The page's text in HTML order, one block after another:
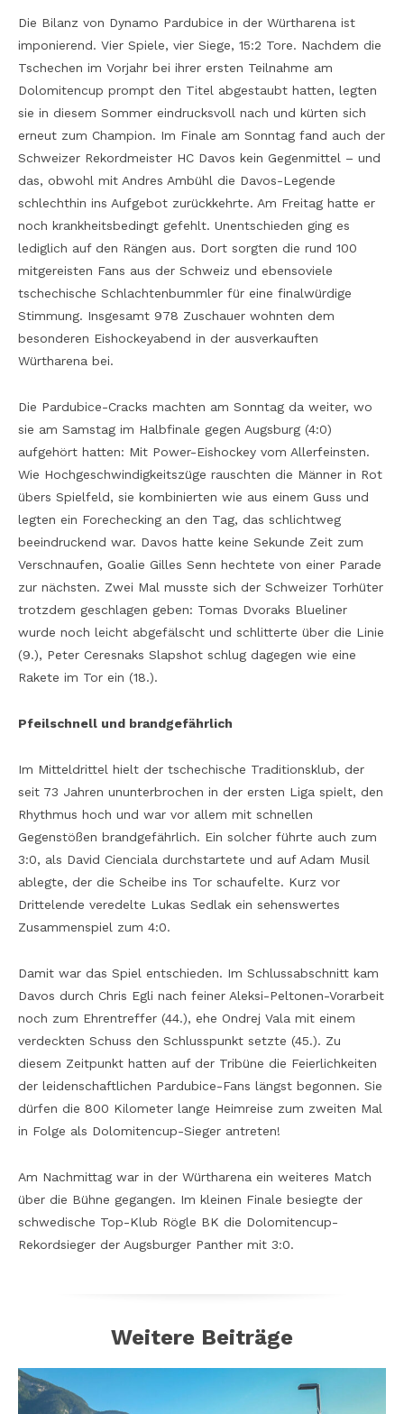
Die Bilanz von Dynamo Pardubice in der Würtharena ist
imponierend. Vier Spiele, vier Siege, 15:2 Tore. Nachdem die
Tschechen im Vorjahr bei ihrer ersten Teilnahme am
Dolomitencup prompt den Titel abgestaubt hatten, legten
sie in diesem Sommer eindrucksvoll nach und kürten sich
erneut zum Champion. Im Finale am Sonntag fand auch der
Schweizer Rekordmeister HC Davos kein Gegenmittel – und
das, obwohl mit Andres Ambühl die Davos-Legende
schlechthin ins Aufgebot zurückkehrte. Am Freitag hatte er
noch krankheitsbedingt gefehlt. Unentschieden ging es
lediglich auf den Rängen aus. Dort sorgten die rund 100
mitgereisten Fans aus der Schweiz und ebensoviele
tschechische Schlachtenbummler für eine finalwürdige
Stimmung. Insgesamt 978 Zuschauer wohnten dem
besonderen Eishockeyabend in der ausverkauften
Würtharena bei.
Die Pardubice-Cracks machten am Sonntag da weiter, wo
sie am Samstag im Halbfinale gegen Augsburg (4:0)
aufgehört hatten: Mit Power-Eishockey vom Allerfeinsten.
Wie Hochgeschwindigkeitszüge rauschten die Männer in Rot
übers Spielfeld, sie kombinierten wie aus einem Guss und
legten ein Forechecking an den Tag, das schlichtweg
beeindruckend war. Davos hatte keine Sekunde Zeit zum
Verschnaufen, Goalie Gilles Senn hechtete von einer Parade
zur nächsten. Zwei Mal musste sich der Schweizer Torhüter
trotzdem geschlagen geben: Tomas Dvoraks Blueliner
wurde noch leicht abgefälscht und schlitterte über die Linie
(9.), Peter Ceresnaks Slapshot schlug dagegen wie eine
Rakete im Tor ein (18.).
Pfeilschnell und brandgefährlich
Im Mitteldrittel hielt der tschechische Traditionsklub, der
seit 73 Jahren ununterbrochen in der ersten Liga spielt, den
Rhythmus hoch und war vor allem mit schnellen
Gegenstößen brandgefährlich. Ein solcher führte auch zum
3:0, als David Cienciala durchstartete und auf Adam Musil
ablegte, der die Scheibe ins Tor schaufelte. Kurz vor
Drittelende veredelte Lukas Sedlak ein sehenswertes
Zusammenspiel zum 4:0.
Damit war das Spiel entschieden. Im Schlussabschnitt kam
Davos durch Chris Egli nach feiner Aleksi-Peltonen-Vorarbeit
noch zum Ehrentreffer (44.), ehe Ondrej Vala mit einem
verdeckten Schuss den Schlusspunkt setzte (45.). Zu
diesem Zeitpunkt hatten auf der Tribüne die Feierlichkeiten
der leidenschaftlichen Pardubice-Fans längst begonnen. Sie
dürfen die 800 Kilometer lange Heimreise zum zweiten Mal
in Folge als Dolomitencup-Sieger antreten!
Am Nachmittag war in der Würtharena ein weiteres Match
über die Bühne gegangen. Im kleinen Finale besiegte der
schwedische Top-Klub Rögle BK die Dolomitencup-
Rekordsieger der Augsburger Panther mit 3:0.
Weitere Beiträge